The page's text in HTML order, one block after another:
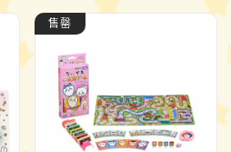
价
售罄